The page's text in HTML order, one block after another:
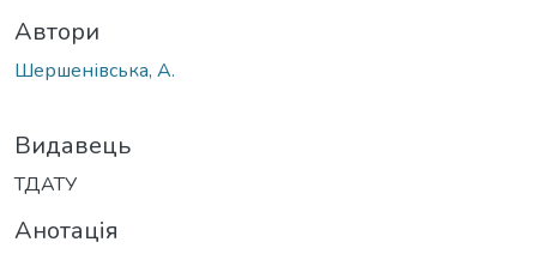
Автори
Шершенівська, А.
Видавець
ТДАТУ
Анотація